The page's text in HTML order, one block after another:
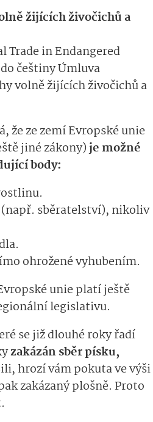
žijících živočichů a
in Endangered
češtiny Úmluva
volně žijících živočichů a
že ze zemí Evropské unie
jiné zákony)je možné
body:
(např. sběratelství), nikoliv
ohrožené vyhubením.
unie platí ještě
legislativu.
se již dlouhé roky řadí
zakázán sběr písku,
hrozí vám pokuta ve výši
zakázaný plošně. Proto